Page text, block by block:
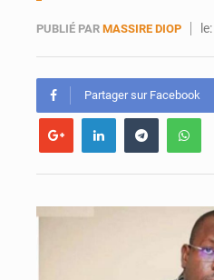
PUBLIÉ PAR MASSIRE DIOP le:
Partager sur Facebook